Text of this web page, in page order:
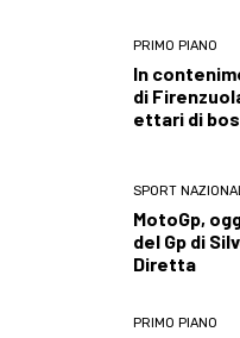
PRIMO PIANO
In
di
ettari di
SPORT
MotoGp,
del Gp di
Diretta
PRIMO PIANO